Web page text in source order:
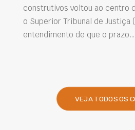
ao centro do debate jurídico
de Justiça (STJ) consolidar o
de que o prazo…
VEJA TODOS OS